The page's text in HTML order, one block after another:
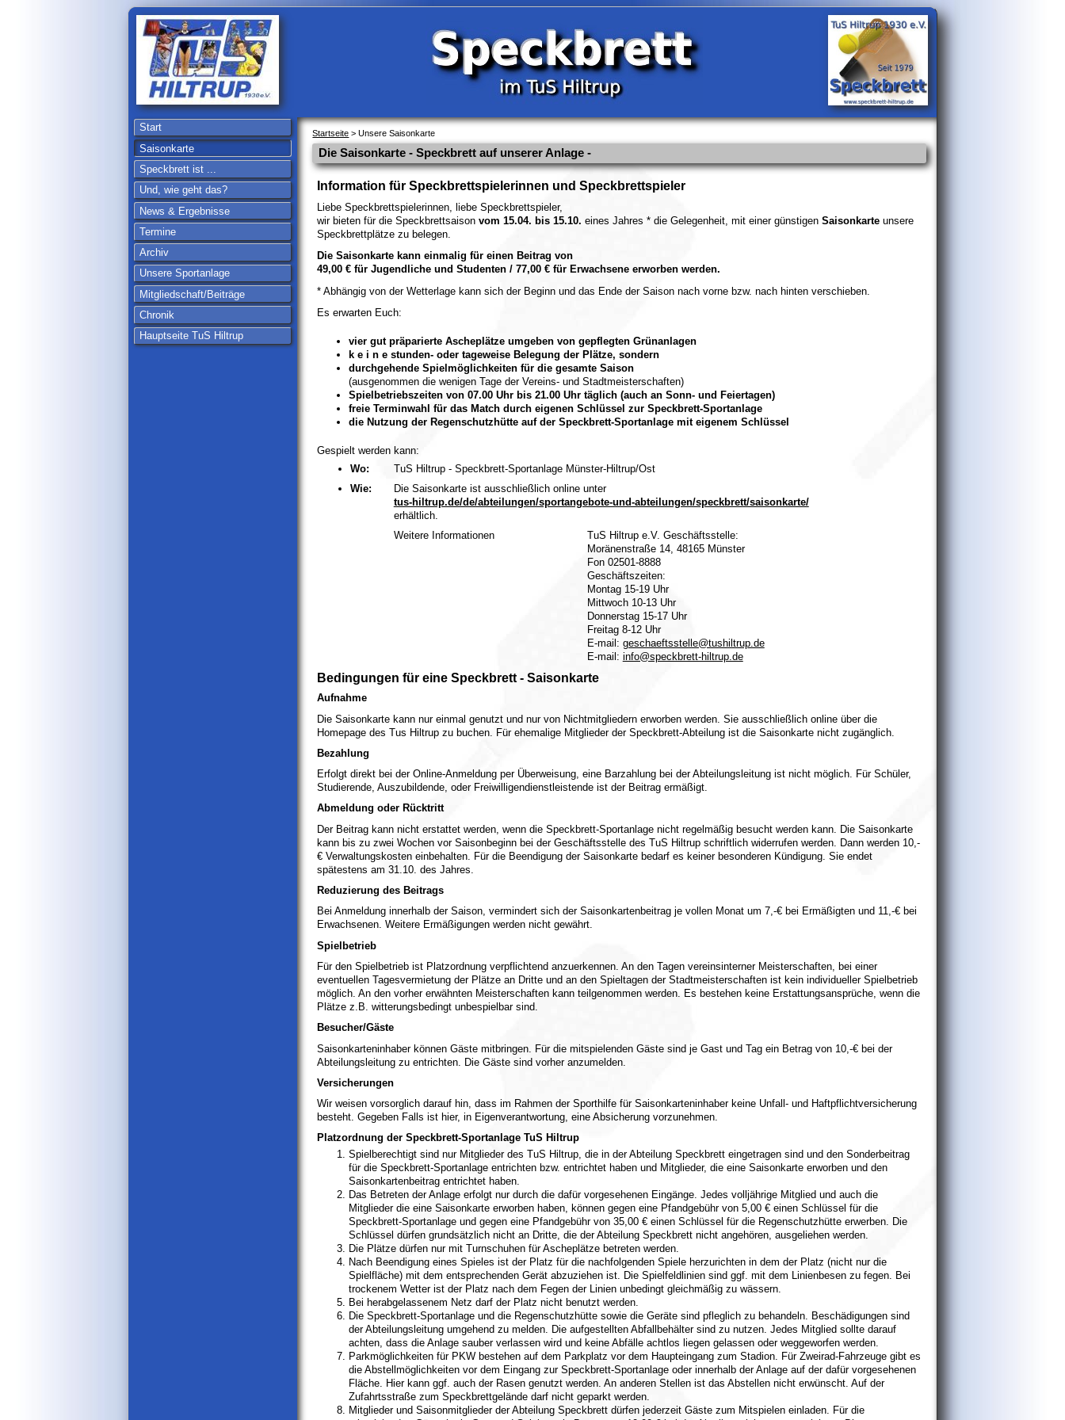
Start
Saisonkarte
Speckbrett ist ...
Und, wie geht das?
News & Ergebnisse
Termine
Archiv
Unsere Sportanlage
Mitgliedschaft/Beiträge
Chronik
Hauptseite TuS Hiltrup
Startseite > Unsere Saisonkarte
Die Saisonkarte - Speckbrett auf unserer Anlage -
Information für Speckbrettspielerinnen und Speckbrettspieler
Liebe Speckbrettspielerinnen, liebe Speckbrettspieler,
wir bieten für die Speckbrettsaison vom 15.04. bis 15.10. eines Jahres * die Gelegenheit, mit einer günstigen Saisonkarteunsere
Speckbrettplätze zu belegen.
Die Saisonkarte kann einmalig für einen Beitrag von
49,00 € für Jugendliche und Studenten / 77,00 € für Erwachsene erworben werden.
* Abhängig von der Wetterlage kann sich der Beginn und das Ende der Saison nach vorne bzw. nach hinten verschieben.
Es erwarten Euch:
vier gut präparierte Ascheplätze umgeben von gepflegten Grünanlagen
k e i n e stunden- oder tageweise Belegung der Plätze, sondern
durchgehende Spielmöglichkeiten für die gesamte Saison
(ausgenommen die wenigen Tage der Vereins- und Stadtmeisterschaften)
Spielbetriebszeiten von 07.00 Uhr bis 21.00 Uhr täglich (auch an Sonn- und Feiertagen)
freie Terminwahl für das Match durch eigenen Schlüssel zur Speckbrett-Sportanlage
die Nutzung der Regenschutzhütte auf der Speckbrett-Sportanlage mit eigenem Schlüssel
Gespielt werden kann:
Wo:
TuS Hiltrup - Speckbrett-Sportanlage Münster-Hiltrup/Ost
Wie:
Die Saisonkarte ist ausschließlich online unter
tus-hiltrup.de/de/abteilungen/sportangebote-und-abteilungen/speckbrett/saisonkarte/
erhältlich.
Weitere Informationen
TuS Hiltrup e.V. Geschäftsstelle:
Moränenstraße 14, 48165 Münster
Fon 02501-8888
Geschäftszeiten:
Montag 15-19 Uhr
Mittwoch 10-13 Uhr
Donnerstag 15-17 Uhr
Freitag 8-12 Uhr
E-mail: geschaeftsstelle@tushiltrup.de
E-mail: info@speckbrett-hiltrup.de
Bedingungen für eine Speckbrett - Saisonkarte
Aufnahme
Die Saisonkarte kann nur einmal genutzt und nur von Nichtmitgliedern erworben werden. Sie ausschließlich online über die
Homepage des Tus Hiltrup zu buchen. Für ehemalige Mitglieder der Speckbrett-Abteilung ist die Saisonkarte nicht zugänglich.
Bezahlung
Erfolgt direkt bei der Online-Anmeldung per Überweisung, eine Barzahlung bei der Abteilungsleitung ist nicht möglich. Für Schüler,
Studierende, Auszubildende, oder Freiwilligendienstleistende ist der Beitrag ermäßigt.
Abmeldung oder Rücktritt
Der Beitrag kann nicht erstattet werden, wenn die Speckbrett-Sportanlage nicht regelmäßig besucht werden kann. Die Saisonkarte
kann bis zu zwei Wochen vor Saisonbeginn bei der Geschäftsstelle des TuS Hiltrup schriftlich widerrufen werden. Dann werden 10,-
€ Verwaltungskosten einbehalten. Für die Beendigung der Saisonkarte bedarf es keiner besonderen Kündigung. Sie endet
spätestens am 31.10. des Jahres.
Reduzierung des Beitrags
Bei Anmeldung innerhalb der Saison, vermindert sich der Saisonkartenbeitrag je vollen Monat um 7,-€ bei Ermäßigten und 11,-€ bei
Erwachsenen. Weitere Ermäßigungen werden nicht gewährt.
Spielbetrieb
Für den Spielbetrieb ist Platzordnung verpflichtend anzuerkennen. An den Tagen vereinsinterner Meisterschaften, bei einer
eventuellen Tagesvermietung der Plätze an Dritte und an den Spieltagen der Stadtmeisterschaften ist kein individueller Spielbetrieb
möglich. An den vorher erwähnten Meisterschaften kann teilgenommen werden. Es bestehen keine Erstattungsansprüche, wenn die
Plätze z.B. witterungsbedingt unbespielbar sind.
Besucher/Gäste
Saisonkarteninhaber können Gäste mitbringen. Für die mitspielenden Gäste sind je Gast und Tag ein Betrag von 10,-€ bei der
Abteilungsleitung zu entrichten. Die Gäste sind vorher anzumelden.
Versicherungen
Wir weisen vorsorglich darauf hin, dass im Rahmen der Sporthilfe für Saisonkarteninhaber keine Unfall- und Haftpflichtversicherung
besteht. Gegeben Falls ist hier, in Eigenverantwortung, eine Absicherung vorzunehmen.
Platzordnung der Speckbrett-Sportanlage TuS Hiltrup
Spielberechtigt sind nur Mitglieder des TuS Hiltrup, die in der Abteilung Speckbrett eingetragen sind und den Sonderbeitrag
für die Speckbrett-Sportanlage entrichten bzw. entrichtet haben und Mitglieder, die eine Saisonkarte erworben und den
Saisonkartenbeitrag entrichtet haben.
Das Betreten der Anlage erfolgt nur durch die dafür vorgesehenen Eingänge. Jedes volljährige Mitglied und auch die
Mitglieder die eine Saisonkarte erworben haben, können gegen eine Pfandgebühr von 5,00 € einen Schlüssel für die
Speckbrett-Sportanlage und gegen eine Pfandgebühr von 35,00 € einen Schlüssel für die Regenschutzhütte erwerben. Die
Schlüssel dürfen grundsätzlich nicht an Dritte, die der Abteilung Speckbrett nicht angehören, ausgeliehen werden.
Die Plätze dürfen nur mit Turnschuhen für Ascheplätze betreten werden.
Nach Beendigung eines Spieles ist der Platz für die nachfolgenden Spiele herzurichten in dem der Platz (nicht nur die
Spielfläche) mit dem entsprechenden Gerät abzuziehen ist. Die Spielfeldlinien sind ggf. mit dem Linienbesen zu fegen. Bei
trockenem Wetter ist der Platz nach dem Fegen der Linien unbedingt gleichmäßig zu wässern.
Bei herabgelassenem Netz darf der Platz nicht benutzt werden.
Die Speckbrett-Sportanlage und die Regenschutzhütte sowie die Geräte sind pfleglich zu behandeln. Beschädigungen sind
der Abteilungsleitung umgehend zu melden. Die aufgestellten Abfallbehälter sind zu nutzen. Jedes Mitglied sollte darauf
achten, dass die Anlage sauber verlassen wird und keine Abfälle achtlos liegen gelassen oder weggeworfen werden.
Parkmöglichkeiten für PKW bestehen auf dem Parkplatz vor dem Haupteingang zum Stadion. Für Zweirad-Fahrzeuge gibt es
die Abstellmöglichkeiten vor dem Eingang zur Speckbrett-Sportanlage oder innerhalb der Anlage auf der dafür vorgesehenen
Fläche. Hier kann ggf. auch der Rasen genutzt werden. An anderen Stellen ist das Abstellen nicht erwünscht. Auf der
Zufahrtsstraße zum Speckbrettgelände darf nicht geparkt werden.
Mitglieder und Saisonmitglieder der Abteilung Speckbrett dürfen jederzeit Gäste zum Mitspielen einladen. Für die